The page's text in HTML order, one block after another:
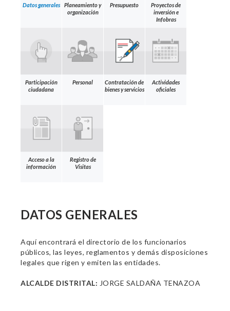
Datos generales
Planeamiento y
organización
Presupuesto
Proyectos de
inversión e
Infobras
Participación
ciudadana
Personal
Contratación de
bienes y servicios
Actividades
oficiales
Acceso a la
información
Registro de
Visitas
DATOS GENERALES
Aquí encontrará el directorio de los funcionarios
públicos, las leyes, reglamentos y demás disposiciones
legales que rigen y emiten las entidades.
ALCALDE DISTRITAL: JORGE SALDAÑA TENAZOA